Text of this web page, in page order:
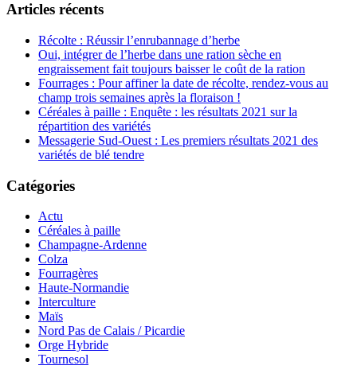
Articles récents
Récolte : Réussir l’enrubannage d’herbe
Oui, intégrer de l’herbe dans une ration sèche en
engraissement fait toujours baisser le coût de la ration
Fourrages : Pour affiner la date de récolte, rendez-vous au
champ trois semaines après la floraison !
Céréales à paille : Enquête : les résultats 2021 sur la
répartition des variétés
Messagerie Sud-Ouest : Les premiers résultats 2021 des
variétés de blé tendre
Catégories
Actu
Céréales à paille
Champagne-Ardenne
Colza
Fourragères
Haute-Normandie
Interculture
Maïs
Nord Pas de Calais / Picardie
Orge Hybride
Tournesol